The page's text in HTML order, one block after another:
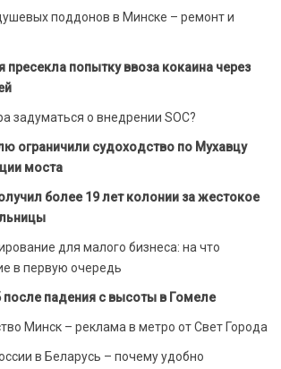
поддонов в Минске – ремонт и
пресекла попытку ввоза кокаина через
задуматься о внедрении SOC?
ограничили судоходство по Мухавцу
моста
более 19 лет колонии за жестокое
для малого бизнеса: на что
в первую очередь
после падения с высоты в Гомеле
Минск – реклама в метро от Свет Города
в Беларусь – почему удобно